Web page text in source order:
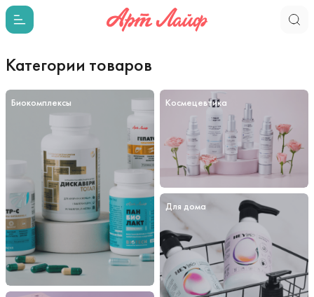
Категории товаров
Биокомплексы Космецевтика
Для дома